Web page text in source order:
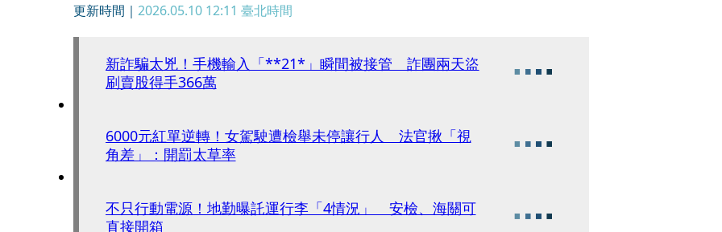
更新時間｜ 2026.05.10 12:11 臺北時間
新詐騙太兇！手機輸入「**21*」瞬間被接管 詐團兩天盜
刷賣股得手366萬
6000元紅單逆轉！女駕駛遭檢舉未停讓行人 法官揪「視
角差」：開罰太草率
不只行動電源！地勤曝託運行李「4情況」 安檢、海關可
直接開箱